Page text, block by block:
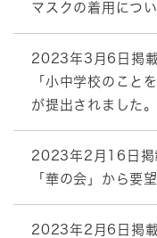
マスクの着用につ
2023年3月6日掲
「小中学校のこと
が提出されました。
2023年2月16日掲
「華の会」から要
2023年2月6日掲